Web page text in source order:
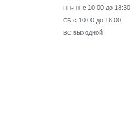
ПН-ПТ с 10:00 до 18:30
СБ с 10:00 до 18:00
ВС выходной